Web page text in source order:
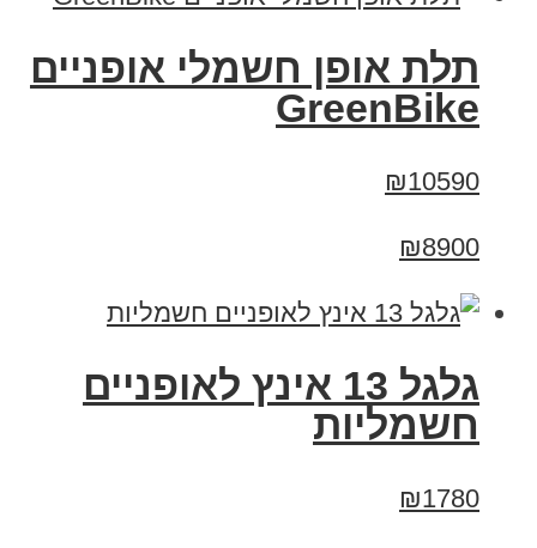
תלת אופן חשמלי אופניים
GreenBike
₪10590
₪8900
גלגל 13 אינץ לאופניים
חשמליות
₪1780